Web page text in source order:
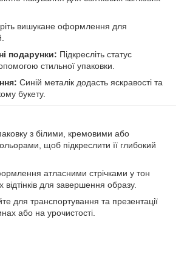
вишукане оформлення для
подарунки: Підкресліть статус
стильної упаковки.
Синій металік додасть яскравості та
букету.
з білими, кремовими або
щоб підкреслити її глибокий
атласними стрічками у тон
відтінків для завершення образу.
для транспортування та презентації
або на урочистості.